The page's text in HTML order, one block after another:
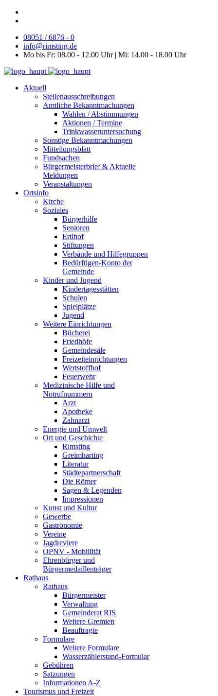
08051 / 6876 - 0
info@rimsting.de
Mo bis Fr: 08.00 - 12.00 Uhr | Mi: 14.00 - 18.00 Uhr
Aktuell
Stellenausschreibungen
Amtliche Bekanntmachungen
Wahlen / Abstimmungen
Aktionen / Termine
Trinkwasseruntersuchung
Sonstige Bekanntmachungen
Mitteilungsblatt
Fundsachen
Bürgermeisterbrief & Aktuelle
Meldungen
Veranstaltungen
Ortsinfo
Kirche
Soziales
Bürgerhilfe
Senioren
Ertlhof
Stiftungen
Verbände und Hilfegruppen
Bedürftigen-Konto der
Gemeinde
Kinder und Jugend
Kindertagesstätten
Schulen
Spielplätze
Jugend
Weitere Einrichtungen
Bücherei
Friedhöfe
Gemeindesäle
Freizeiteinrichtungen
Wertstoffhof
Feuerwehr
Medizinische Hilfe und
Notrufnummern
Arzt
Apotheke
Zahnarzt
Energie und Umwelt
Ort und Geschichte
Rimsting
Greimharting
Literatur
Städtepartnerschaft
Die Römer
Sagen & Legenden
Impressionen
Kunst und Kultur
Gewerbe
Gastronomie
Vereine
Jagdreviere
ÖPNV - Mobililtät
Ehrenbürger und
Bürgermedaillenträger
Rathaus
Rathaus
Bürgermeister
Verwaltung
Gemeinderat RIS
Weitere Gremien
Beauftragte
Formulare
Weitere Formulare
Wasserzählerstand-Formular
Gebühren
Satzungen
Informationen A-Z
Tourismus und Freizeit